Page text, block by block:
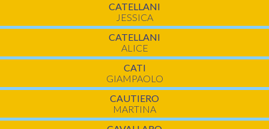
CATELLANI
JESSICA
CATELLANI
ALICE
CATI
GIAMPAOLO
CAUTIERO
MARTINA